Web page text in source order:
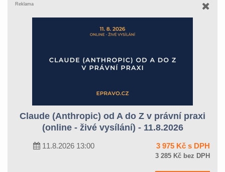
Reklama
Claude (Anthropic) od A do Z v právní praxi
(online - živé vysílání) - 11.8.2026
11.8.2026 13:00 3 975 Kč s DPH
3 285 Kč bez DPH